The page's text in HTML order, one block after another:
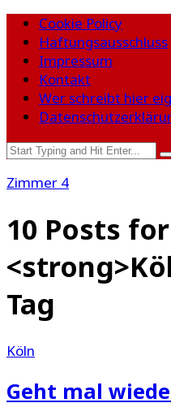
Cookie Policy
Haftungsausschluss
Impressum
Kontakt
Wer schreibt hier
Zimmer 4
10 Posts for
Tag
Köln
Geht mal